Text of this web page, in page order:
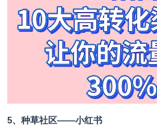
5、种草社区——小红书